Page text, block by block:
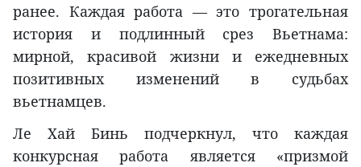
ранее. Каждая работа — это трогательная
история и подлинный срез Вьетнама:
мирной, красивой жизни и ежедневных
позитивных изменений в судьбах
вьетнамцев.
Ле Хай Бинь подчеркнул, что каждая
конкурсная работа является «призмой